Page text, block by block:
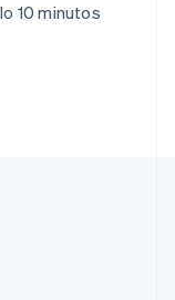
10 minutos